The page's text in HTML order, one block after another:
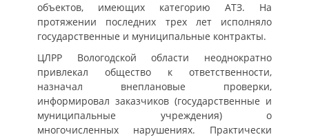
объектов, имеющих категорию АТЗ. На
протяжении последних трех лет исполняло
государственные и муниципальные контракты.
ЦЛРР Вологодской области неоднократно
привлекал общество к ответственности,
назначал внеплановые проверки,
информировал заказчиков (государственные и
муниципальные учреждения) о
многочисленных нарушениях. Практически